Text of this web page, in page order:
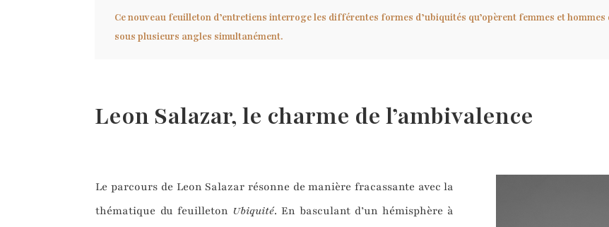
Ce nouveau feuilleton d’entretiens interroge les différentes formes d’ubiquités qu’opèrent femmes et
sous plusieurs angles simultanément.
Leon Salazar, le charme de l’ambivalence
Le parcours de Leon Salazar résonne de manière fracassante avec la
thématique du feuilleton Ubiquité. En basculant d’un hémisphère à